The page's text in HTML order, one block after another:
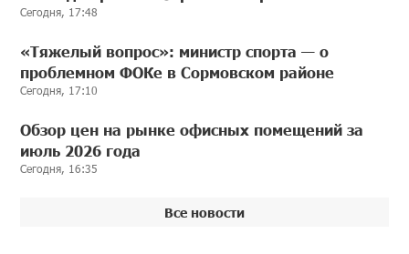
Сегодня, 17:48
«Тяжелый вопрос»: министр спорта — о
проблемном ФОКе в Сормовском районе
Сегодня, 17:10
Обзор цен на рынке офисных помещений за
июль 2026 года
Сегодня, 16:35
Все новости